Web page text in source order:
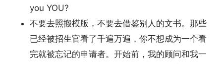
you YOU?
不要去照搬模版，不要去借鉴别人的文书。那些
已经被招生官看了千遍万遍，你不想成为一个看
完就被忘记的申请者。开始前，我的顾问和我一